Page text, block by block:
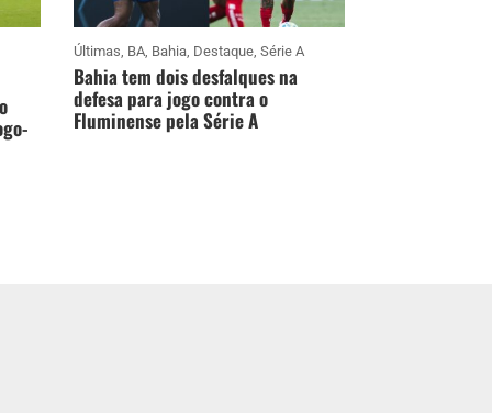
Últimas, BA, Bahia, Destaque,Série A
Bahia tem dois desfalques na
defesa para jogo contra o
Fluminense pela Série A